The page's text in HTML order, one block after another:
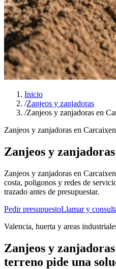
Inicio
/Zanjeos y zanjadoras
/Zanjeos y zanjadoras en
Zanjeos y zanjadoras en
Zanjeos y
Zanjeos y zanjadoras en
costa, poligonos y redes de
trazado antes de presupuestar.
Pedir presupuestoLlamar y
Valencia, huerta y areas
Zanjeos y
terreno pide una